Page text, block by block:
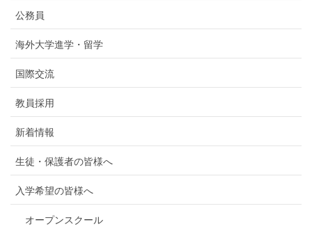
公務員
海外大学進学・留学
国際交流
教員採用
新着情報
生徒・保護者の皆様へ
入学希望の皆様へ
オープンスクール